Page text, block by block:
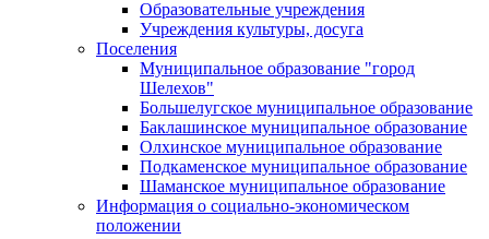
Образовательные учреждения
Учреждения культуры, досуга
Поселения
Муниципальное образование "город
Шелехов"
Большелугское муниципальное образование
Баклашинское муниципальное образование
Олхинское муниципальное образование
Подкаменское муниципальное образование
Шаманское муниципальное образование
Информация о социально-экономическом
положении